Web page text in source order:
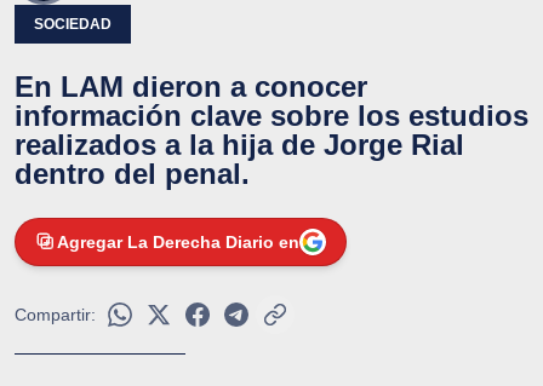
SOCIEDAD
En LAM dieron a conocer
información clave sobre los estudios
realizados a la hija de Jorge Rial
dentro del penal.
Agregar La Derecha Diario en
Compartir: